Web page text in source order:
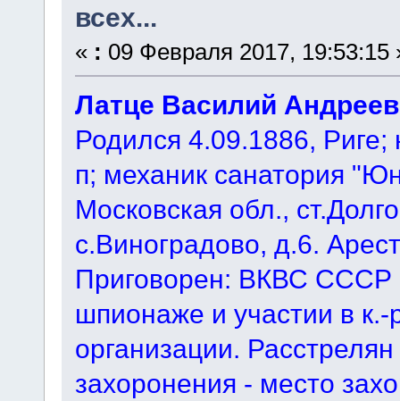
всех...
« : 09 Февраля 2017, 19:53:15
Латце Василий
Родился 4.09.1886,
п; механик санатория
Московская обл.,
с.Виноградово, д.6.
Приговорен: ВКВС СССР
шпионаже и участии в к.-
организации.
захоронения - место